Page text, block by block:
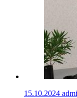
15.10.2024